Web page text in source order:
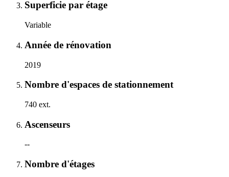
Superficie par étage
Variable
Année de rénovation
2019
Nombre d'espaces de stationnement
740 ext.
Ascenseurs
--
Nombre d'étages